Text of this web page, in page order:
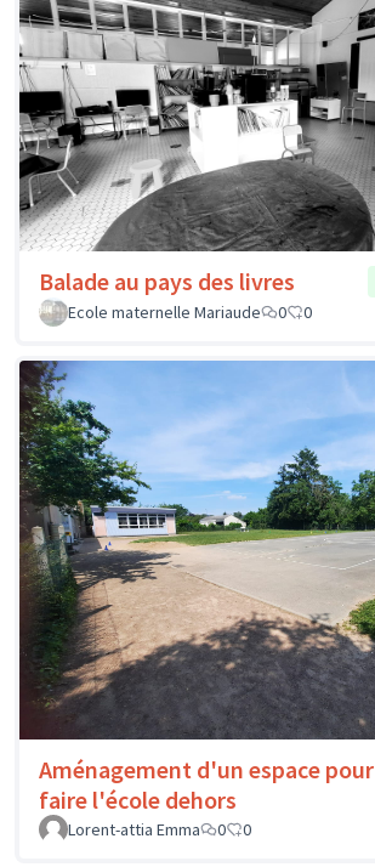
Balade au pays des livres
Ecole maternelle Mariaude
0 0
Aménagement d'un espace pour
faire l'école dehors
Lorent-attia Emma
0 0